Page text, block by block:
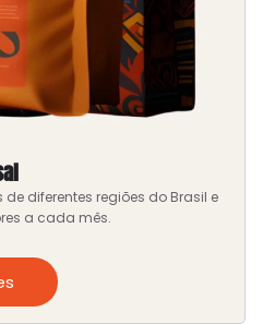
de diferentes regiões do Brasil e
a cada mês.